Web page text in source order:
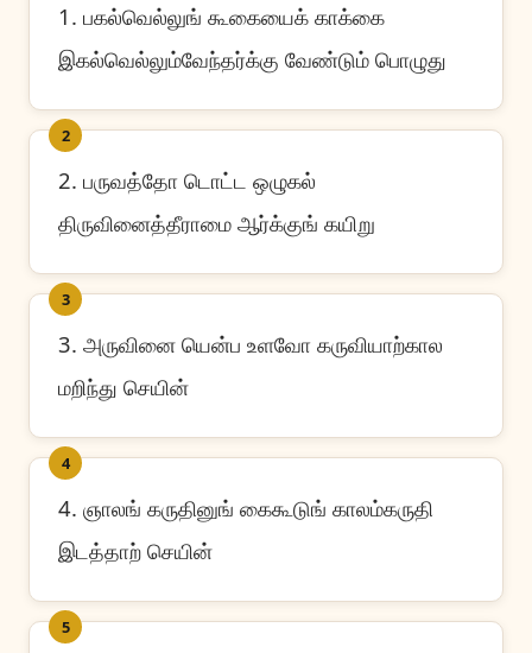
1. பகல்வெல்லுங் கூகையைக் காக்கை
இகல்வெல்லும்வேந்தர்க்கு வேண்டும் பொழுது
2
2. பருவத்தோ டொட்ட ஒழுகல்
திருவினைத்தீராமை ஆர்க்குங் கயிறு
3
3. அருவினை யென்ப உளவோ கருவியாற்கால
மறிந்து செயின்
4
4. ஞாலங் கருதினுங் கைகூடுங் காலம்கருதி
இடத்தாற் செயின்
5